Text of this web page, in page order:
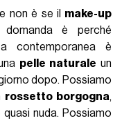
non è se il
make-up
è perché
contemporanea è
pelle naturale un
dopo. Possiamo
rossetto borgogna,
nuda. Possiamo